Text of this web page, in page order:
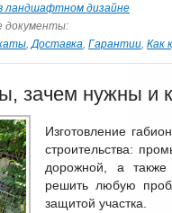
ландшафтном дизайне
документы:
Доставка Гарантии Как
зачем нужны и
Изготовление
строительства:
дорожной, а
решить любую
защитой участка.